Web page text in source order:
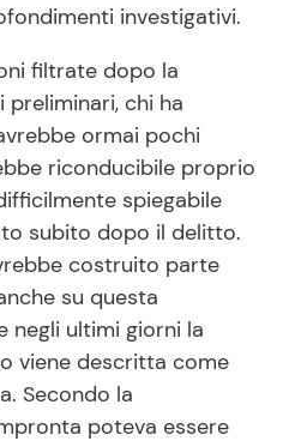
investigativi.
filtrate dopo la
preliminari, chi ha
ormai pochi
riconducibile proprio
spiegabile
subito dopo il delitto.
costruito parte
su questa
negli ultimi giorni la
viene descritta come
Secondo la
poteva essere